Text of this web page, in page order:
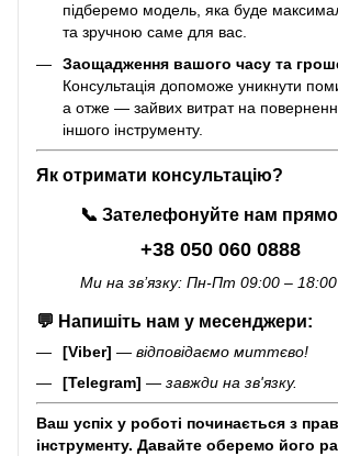
підберемо модель, яка буде
та зручною саме для вас.
Заощадження вашого часу та
Консультація допоможе уникнути
а отже — зайвих витрат на
іншого інструменту.
Як отримати консультацію?
📞 Зателефонуйте нам прямо
+38 050 060 0888
Ми на зв’язку: Пн-Пт 09:00 – 18:00
💬 Напишіть нам у месенджери:
[Viber] — відповідаємо миттєво!
[Telegram] — завжди на зв'язку.
Ваш успіх у роботі починається з
інструменту. Давайте оберемо його